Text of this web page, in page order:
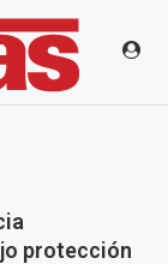
protección